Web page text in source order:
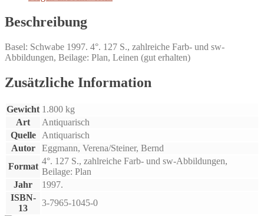
zu
einem
;
eine
Geschichte.
Menge
Beschreibung
Basel: Schwabe 1997. 4°. 127 S., zahlreiche Farb- und sw-
Abbildungen, Beilage: Plan, Leinen (gut erhalten)
Zusätzliche Information
Gewicht 1.800 kg
Art
Antiquarisch
Quelle
Antiquarisch
Autor
Eggmann, Verena/Steiner, Bernd
Format
4°. 127 S., zahlreiche Farb- und sw-Abbildungen,
Beilage: Plan
Jahr
1997.
ISBN-
13
3-7965-1045-0